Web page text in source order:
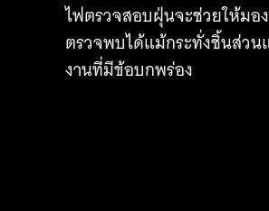
ไฟตรวจสอบฝุ่นจะช่วยให้มอ
ตรวจพบได้แม้กระทั่งชิ้นส่ว
งานที่มีข้อบกพร่อง